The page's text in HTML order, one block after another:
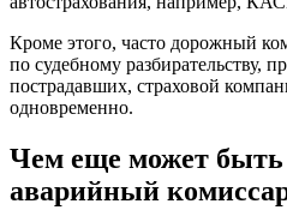
Кроме этого, часто дорожный
по судебному разбирательству,
пострадавших, страховой
одновременно.
Чем еще может быть
аварийный